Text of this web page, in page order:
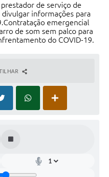
de serviço de
informações para
emergencial
de som sem palco para
do COVID-19.